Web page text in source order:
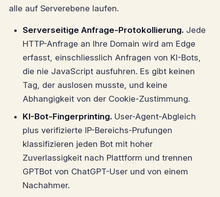
alle auf Serverebene laufen.
Serverseitige Anfrage-Protokollierung. Jede
HTTP-Anfrage an Ihre Domain wird am Edge
erfasst, einschliesslich Anfragen von KI-Bots,
die nie JavaScript ausfuhren. Es gibt keinen
Tag, der auslosen musste, und keine
Abhangigkeit von der Cookie-Zustimmung.
KI-Bot-Fingerprinting. User-Agent-Abgleich
plus verifizierte IP-Bereichs-Prufungen
klassifizieren jeden Bot mit hoher
Zuverlassigkeit nach Plattform und trennen
GPTBot von ChatGPT-User und von einem
Nachahmer.